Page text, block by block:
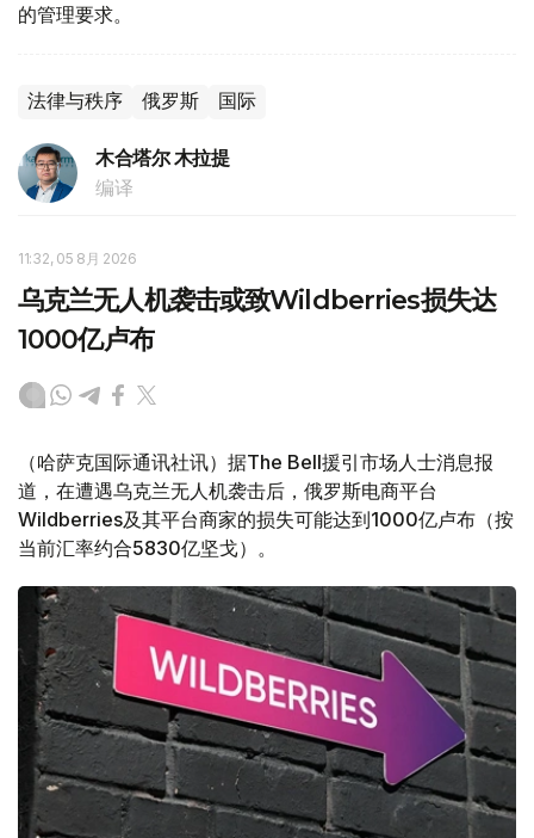
的管理要求。
法律与秩序 俄罗斯 国际
木合塔尔 木拉提
编译
11:32, 05 8月 2026
乌克兰无人机袭击或致Wildberries损失达
1000亿卢布
（哈萨克国际通讯社讯）据The Bell援引市场人士消息报
道，在遭遇乌克兰无人机袭击后，俄罗斯电商平台
Wildberries及其平台商家的损失可能达到1000亿卢布（按
当前汇率约合5830亿坚戈）。